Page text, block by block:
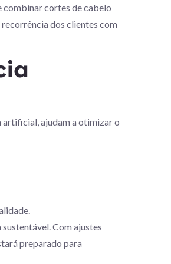
combinar cortes de cabelo
dos clientes com
artificial, ajudam a otimizar o
Com ajustes
preparado para